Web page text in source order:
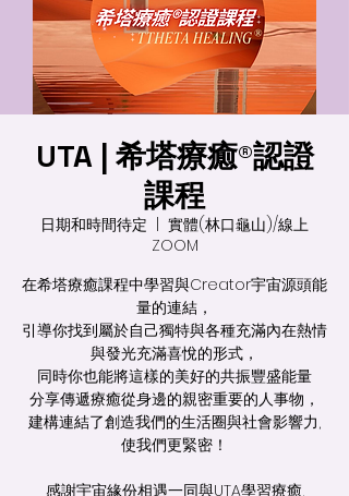
UTA | 希塔療癒®認證
課程
日期和時間待定
實體(林口龜山)/線上
ZOOM
在希塔療癒課程中學習與Creator宇宙源頭能
量的連結，
引導你找到屬於自己獨特與各種充滿內在熱情
與發光充滿喜悅的形式，
​同時你也能將這樣的美好的共振豐盛能量
分享傳遞療癒從身邊的親密重要的人事物，
建構連結了創造我們的生活圈與社會影響力,
使我們更緊密！
感謝宇宙緣份相遇一同與UTA學習療癒,